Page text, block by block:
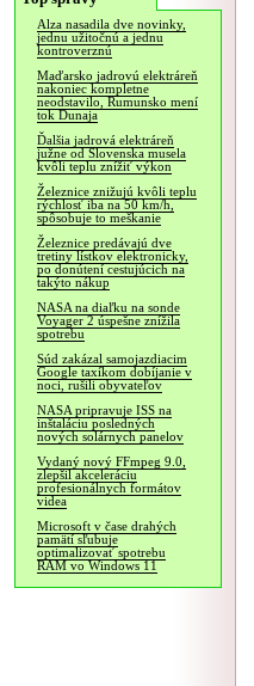
Alza nasadila dve novinky,
jednu užitočnú a jednu
kontroverznú
Maďarsko jadrovú elektráreň
nakoniec kompletne
neodstavilo, Rumunsko mení
tok Dunaja
Ďalšia jadrová elektráreň
južne od Slovenska musela
kvôli teplu znížiť výkon
Železnice znižujú kvôli teplu
rýchlosť iba na 50 km/h,
spôsobuje to meškanie
Železnice predávajú dve
tretiny lístkov elektronicky,
po donútení cestujúcich na
takýto nákup
NASA na diaľku na sonde
Voyager 2 úspešne znížila
spotrebu
Súd zakázal samojazdiacim
Google taxíkom dobíjanie v
noci, rušili obyvateľov
NASA pripravuje ISS na
inštaláciu posledných
nových solárnych panelov
Vydaný nový FFmpeg 9.0,
zlepšil akceleráciu
profesionálnych formátov
videa
Microsoft v čase drahých
pamätí sľubuje
optimalizovať spotrebu
RAM vo Windows 11